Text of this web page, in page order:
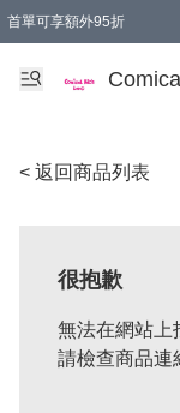
首單可享額外95折
< 返回商品列表
很抱歉
無法在網站上
請檢查商品連